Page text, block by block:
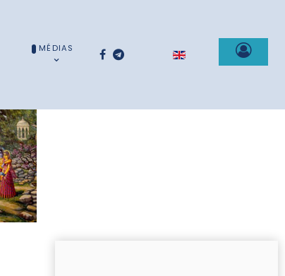
MÉDIAS Sélectionnez votre